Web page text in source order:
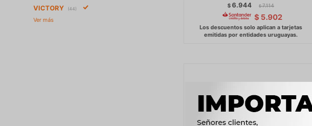
$6.944 $ 7.114
$ 5.902
VICTORY (44)